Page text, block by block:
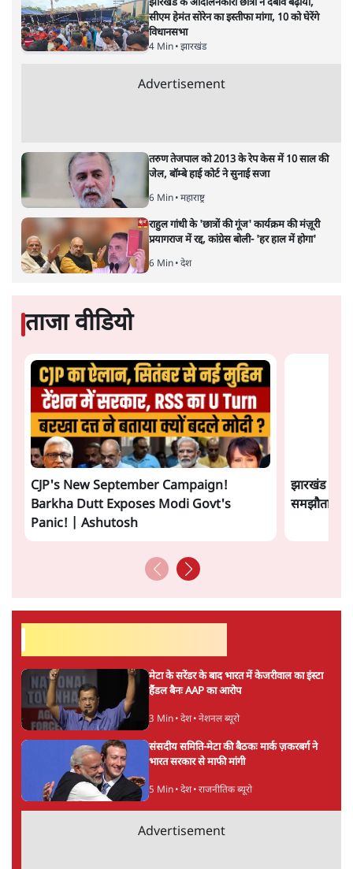
झारखंड के आंदोलनकारी छात्रों ने दबाव बढ़ाया,
सीएम हेमंत सोरेन का इस्तीफा मांगा, 10 को घेरेंगे
विधानसभा
4 Min• झारखंड
Advertisement
तरुण तेजपाल को 2013 के रेप केस में 10 साल की
जेल, बॉम्बे हाई कोर्ट ने सुनाई सजा
6 Min• महाराष्ट्र
राहुल गांधी के 'छात्रों की गूंज' कार्यक्रम की मंज़ूरी
प्रयागराज में रद्द, कांग्रेस बोली- 'हर हाल में होगा'
6 Min• देश
ताजा वीडियो
CJP's New September Campaign!
Barkha Dutt Exposes Modi Govt's
Panic! | Ashutosh
झारखंड
समझौता होने
मेटा के सरेंडर के बाद भारत में केजरीवाल का इंस्टा
हैंडल बैनः AAP का आरोप
3 Min• देश• नेशनल ब्यूरो
संसदीय समिति-मेटा की बैठकः मार्क ज़करबर्ग ने
भारत सरकार से माफी मांगी
5 Min• देश• राजनीतिक ब्यूरो
Advertisement